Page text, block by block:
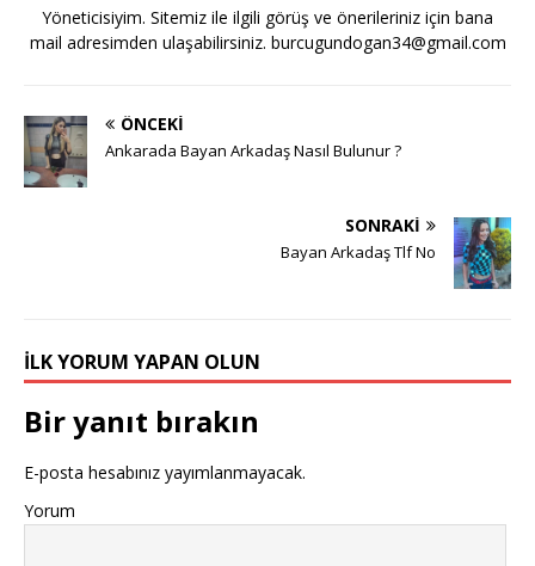
Yöneticisiyim. Sitemiz ile ilgili görüş ve önerileriniz için bana
mail adresimden ulaşabilirsiniz. burcugundogan34@gmail.com
ÖNCEKI
Ankarada Bayan Arkadaş Nasıl Bulunur ?
SONRAKI
Bayan Arkadaş Tlf No
İLK YORUM YAPAN OLUN
Bir yanıt bırakın
E-posta hesabınız yayımlanmayacak.
Yorum